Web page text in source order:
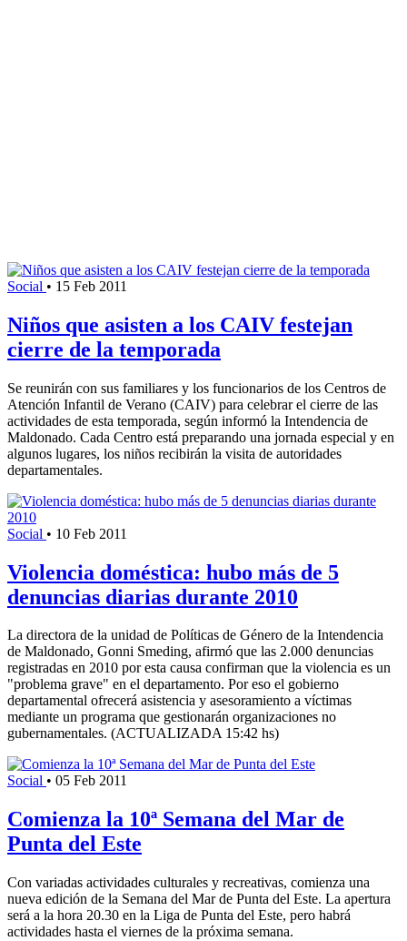
Social • 15 Feb 2011
Niños que asisten a los CAIV festejan
cierre de la temporada
Se reunirán con sus familiares y los funcionarios de los Centros de
Atención Infantil de Verano (CAIV) para celebrar el cierre de las
actividades de esta temporada, según informó la Intendencia de
Maldonado. Cada Centro está preparando una jornada especial y en
algunos lugares, los niños recibirán la visita de autoridades
departamentales.
Social • 10 Feb 2011
Violencia doméstica: hubo más de 5
denuncias diarias durante 2010
La directora de la unidad de Políticas de Género de la Intendencia
de Maldonado, Gonni Smeding, afirmó que las 2.000 denuncias
registradas en 2010 por esta causa confirman que la violencia es un
"problema grave" en el departamento. Por eso el gobierno
departamental ofrecerá asistencia y asesoramiento a víctimas
mediante un programa que gestionarán organizaciones no
gubernamentales. (ACTUALIZADA 15:42 hs)
Social • 05 Feb 2011
Comienza la 10ª Semana del Mar de
Punta del Este
Con variadas actividades culturales y recreativas, comienza una
nueva edición de la Semana del Mar de Punta del Este. La apertura
será a la hora 20.30 en la Liga de Punta del Este, pero habrá
actividades hasta el viernes de la próxima semana.